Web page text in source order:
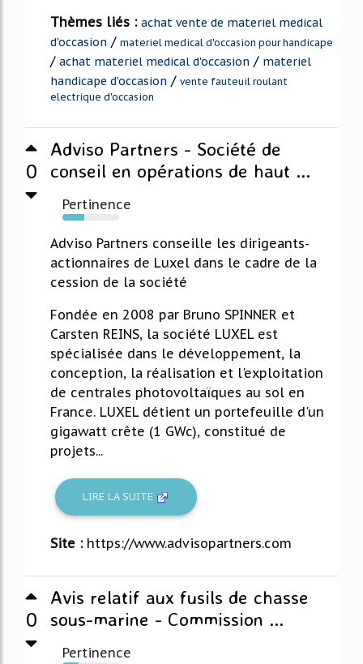
Thèmes liés : achat vente de materiel medical
d'occasion / materiel medical d'occasion pour handicape
/ achat materiel medical d'occasion / materiel
handicape d'occasion / vente fauteuil roulant
electrique d'occasion
0
Adviso Partners - Société de
conseil en opérations de haut ...
Pertinence
38%
Adviso Partners conseille les dirigeants-
actionnaires de Luxel dans le cadre de la
cession de la société
Fondée en 2008 par Bruno SPINNER et
Carsten REINS, la société LUXEL est
spécialisée dans le développement, la
conception, la réalisation et l'exploitation
de centrales photovoltaïques au sol en
France. LUXEL détient un portefeuille d'un
gigawatt crête (1 GWc), constitué de
projets...
LIRE LA SUITE
Site : https://www.advisopartners.com
0
Avis relatif aux fusils de chasse
sous-marine - Commission ...
Pertinence